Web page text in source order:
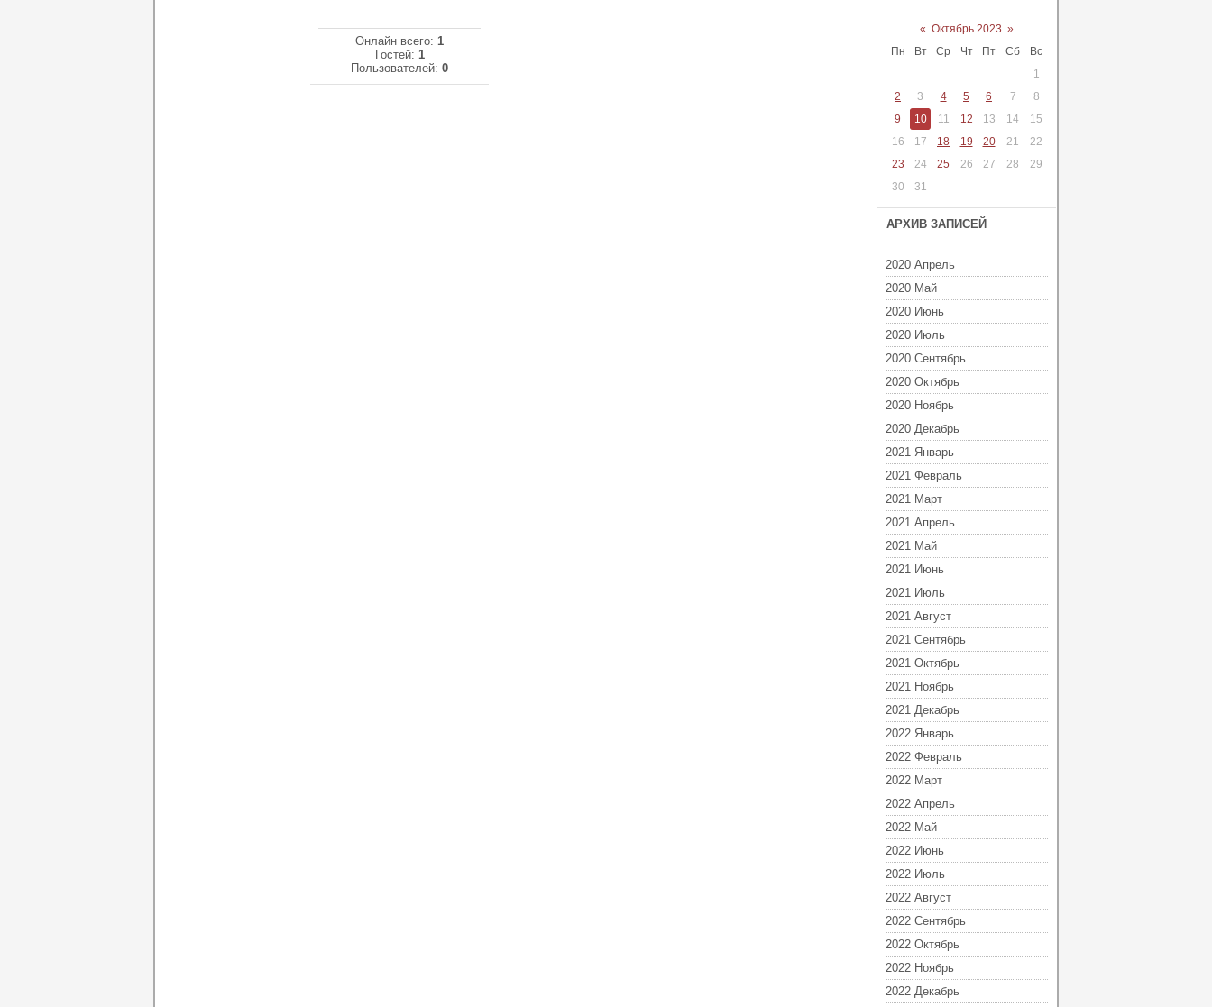
Онлайн всего: 1
Гостей: 1
Пользователей: 0
« Октябрь 2023 »
Пн
Вт Ср Чт Пт Сб
Вс
1
2
3 4 5 6 7
8
9
10 11 12 13 14
15
16
17 18 19 20 21
22
23
24 25 26 27 28
29
30
31
АРХИВ ЗАПИСЕЙ
2020 Апрель
2020 Май
2020 Июнь
2020 Июль
2020 Сентябрь
2020 Октябрь
2020 Ноябрь
2020 Декабрь
2021 Январь
2021 Февраль
2021 Март
2021 Апрель
2021 Май
2021 Июнь
2021 Июль
2021 Август
2021 Сентябрь
2021 Октябрь
2021 Ноябрь
2021 Декабрь
2022 Январь
2022 Февраль
2022 Март
2022 Апрель
2022 Май
2022 Июнь
2022 Июль
2022 Август
2022 Сентябрь
2022 Октябрь
2022 Ноябрь
2022 Декабрь